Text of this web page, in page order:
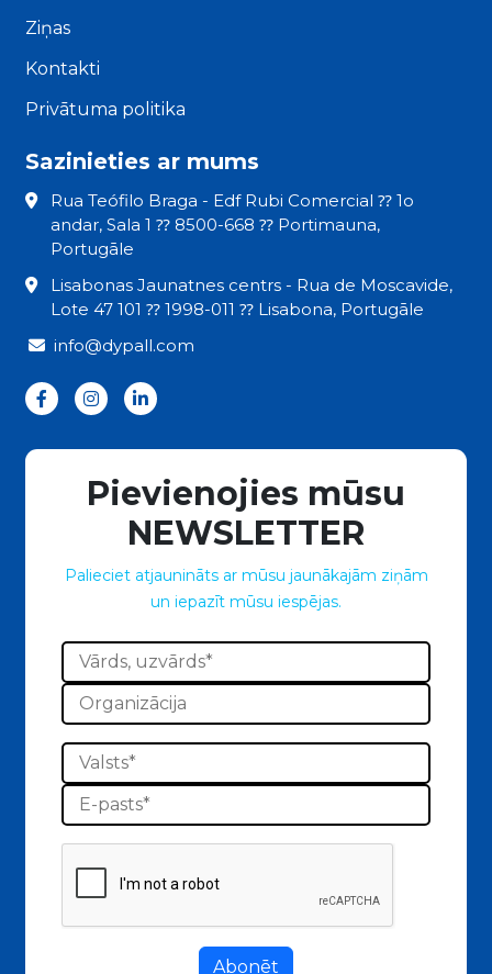
Ziņas
Kontakti
Privātuma politika
Sazinieties ar mums
Rua Teófilo Braga - Edf Rubi Comercial ⁇ 1o
andar, Sala 1 ⁇ 8500-668 ⁇ Portimauna,
Portugāle
Lisabonas Jaunatnes centrs - Rua de Moscavide,
Lote 47 101 ⁇ 1998-011 ⁇ Lisabona, Portugāle
info@dypall.com
Pievienojies mūsu
NEWSLETTER
Palieciet atjaunināts ar mūsu jaunākajām ziņām
un iepazīt mūsu iespējas.